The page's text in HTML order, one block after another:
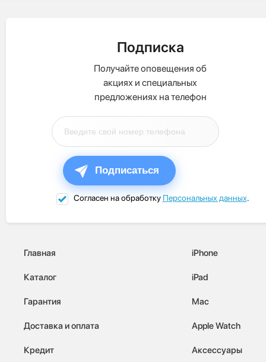
Подписка
Получайте оповещения об
акциях и специальных
предложениях на телефон
Подписаться
Согласен на обработку Персональных данных.
Главная
Каталог
Гарантия
Доставка и оплата
Кредит
iPhone
iPad
Mac
Apple Watch
Аксессуары